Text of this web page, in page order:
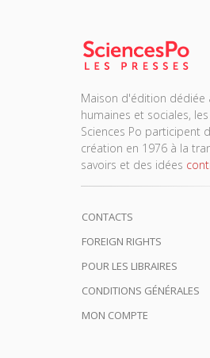
Maison d'édition dédiée
humaines et sociales,
Sciences Po participent
création en 1976 à la
savoirs et des idées
CONTACTS
FOREIGN RIGHTS
POUR LES LIBRAIRES
CONDITIONS GÉNÉRALES
MON COMPTE